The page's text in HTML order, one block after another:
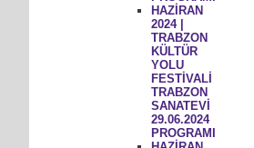
HAZİRAN
2024 |
TRABZON
KÜLTÜR
YOLU
FESTİVALİ
TRABZON
SANATEVİ
29.06.2024
PROGRAMI